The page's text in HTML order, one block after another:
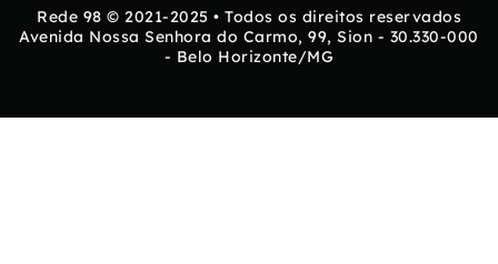
Rede 98 © 2021-2025 • Todos os direitos reservados
Avenida Nossa Senhora do Carmo, 99, Sion - 30.330-000
- Belo Horizonte/MG